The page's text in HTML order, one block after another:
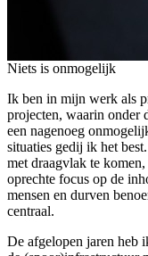
Niets is onmogelijk
Ik ben in mijn werk als
projecten, waarin onder
een nagenoeg
situaties gedij ik het
met draagvlak te
oprechte focus op de
mensen en durven
centraal.
De afgelopen jaren heb